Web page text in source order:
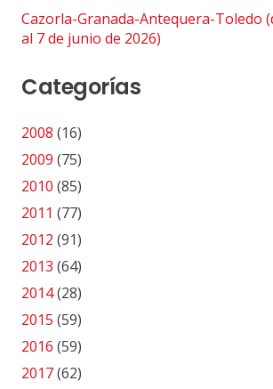
Cazorla-Granada-Antequera-Toledo
al 7 de junio de 2026)
Categorías
2008 (16)
2009 (75)
2010 (85)
2011 (77)
2012 (91)
2013 (64)
2014(28)
2015 (59)
2016 (59)
2017(62)